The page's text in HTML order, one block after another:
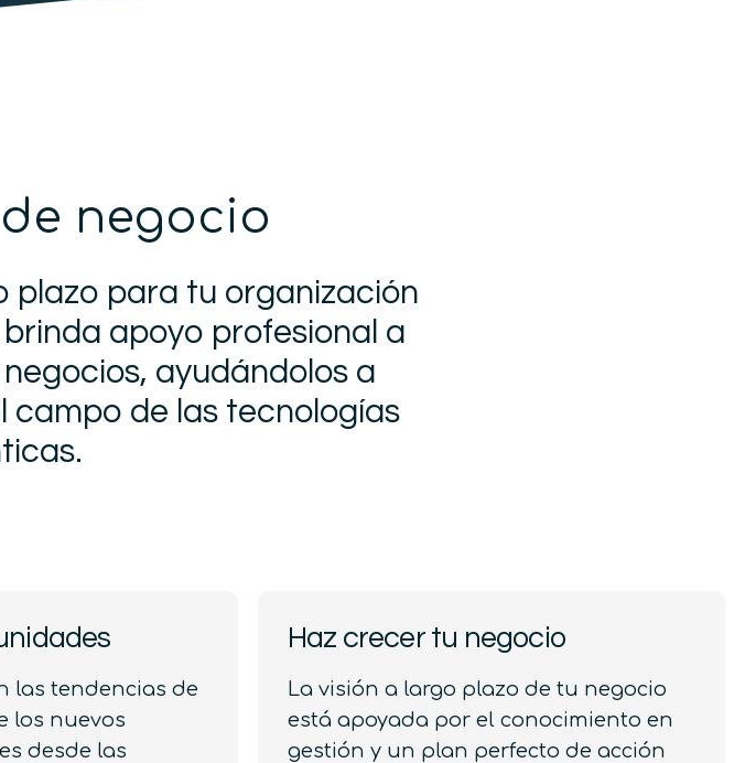
negocio
plazo para tu organización
apoyo profesional a
ayudándolos a
campo de las tecnologías
las tendencias de
los nuevos
desde las
Haz crecer tu negocio
La visión a largo plazo de tu negocio
está apoyada por el conocimiento en
gestión y un plan perfecto de acción